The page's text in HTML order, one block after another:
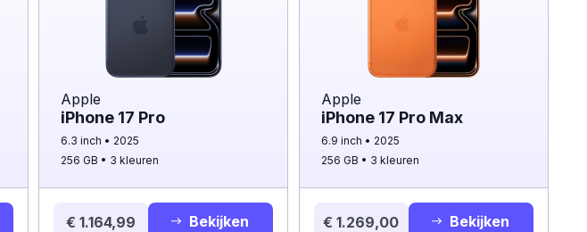
Apple
iPhone 17 Pro
6.3 inch
2025
256 GB
3 kleuren
€ 1.164,99 Bekijken
Apple
iPhone 17 Pro Max
6.9 inch
2025
256 GB
3 kleuren
€ 1.269,00 Bekijken